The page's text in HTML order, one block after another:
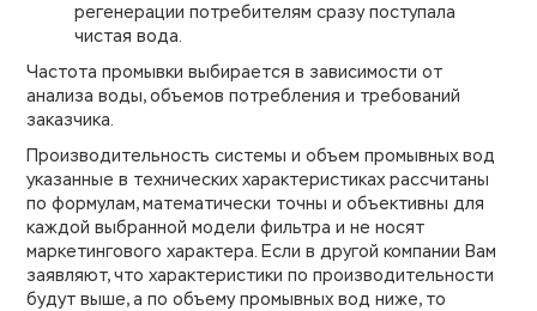
регенерации потребителям сразу поступала
чистая вода.
Частота промывки выбирается в зависимости от
анализа воды, объемов потребления и требований
заказчика.
Производительность системы и объем промывных вод
указанные в технических характеристиках рассчитаны
по формулам, математически точны и объективны для
каждой выбранной модели фильтра и не носят
маркетингового характера. Если в другой компании Вам
заявляют, что характеристики по производительности
будут выше, а по объему промывных вод ниже, то